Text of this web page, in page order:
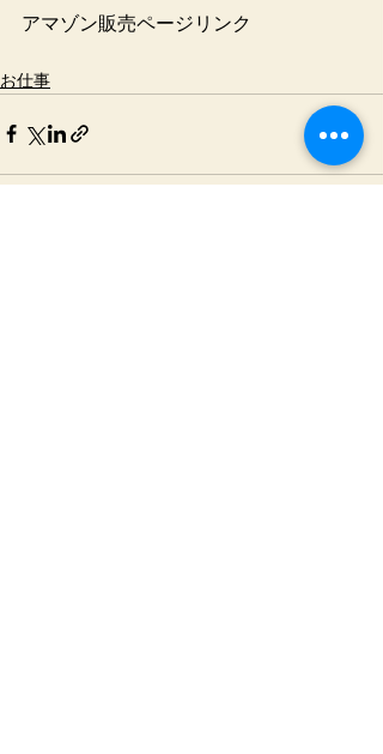
アマゾン販売ページリンク
お仕事